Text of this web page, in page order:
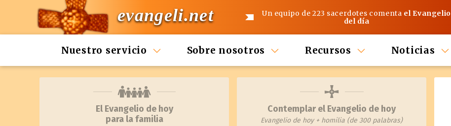
evangeli.net Un equipo de 223 sacerdotes comenta el Evangelio
del día
Nuestro servicio Sobre nosotros Recursos Noticias
El Evangelio de hoy
para la familia
Contemplar el Evangelio de hoy
Evangelio de hoy + homilia (de 300 palabras)